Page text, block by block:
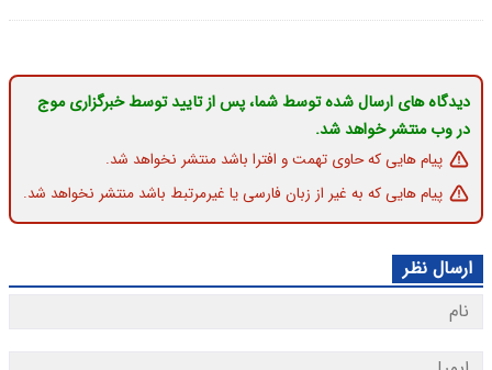
دیدگاه های ارسال شده توسط شما، پس از تایید توسط خبرگزاری موج
در وب منتشر خواهد شد.
پیام هایی که حاوی تهمت و افترا باشد منتشر نخواهد شد.
پیام هایی که به غیر از زبان فارسی یا غیرمرتبط باشد منتشر نخواهد شد.
ارسال نظر